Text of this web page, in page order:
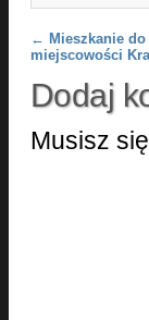
Post
← Mieszkanie
miejscowości
Dodaj
Musisz się